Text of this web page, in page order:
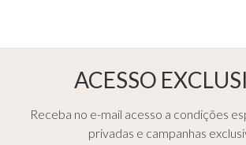
ACESSO
Receba no e-mail acesso a condições
privadas e campanhas